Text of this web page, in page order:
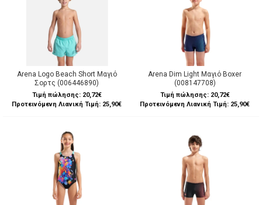
Arena Logo Beach Short Μαγιό
Σορτς (006446890)
Τιμή πώλησης: 20,72€
Προτεινόμενη Λιανική Τιμή: 25,90€
Arena Dim Light Μαγιό Boxer
(008147708)
Τιμή πώλησης: 20,72€
Προτεινόμενη Λιανική Τιμή: 25,90€